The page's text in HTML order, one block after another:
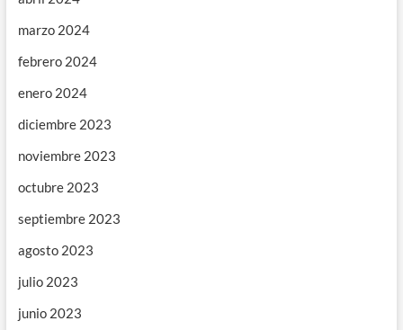
marzo 2024
febrero 2024
enero 2024
diciembre 2023
noviembre 2023
octubre 2023
septiembre 2023
agosto 2023
julio 2023
junio 2023